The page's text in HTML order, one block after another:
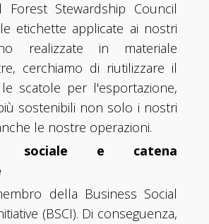
Forest Stewardship Council
le etichette applicate ai nostri
realizzate in materiale
cerchiamo di riutilizzare il
scatole per l'esportazione,
sostenibili non solo i nostri
le nostre operazioni.
sociale e catena
della Business Social
(BSCI). Di conseguenza,